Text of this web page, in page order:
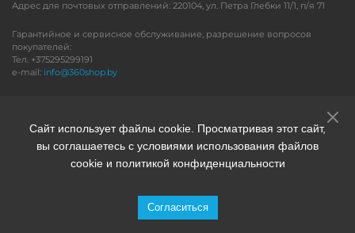
Адрес для почтовых отправлений: 220104, ул. Петра Глебки 11/1, п/я 71
Гарантийное и сервисное обслуживание, разрешение вопросов
покупателей:
Тел. +375295299191
e-mail: info@360shop.by
Сайт использует файлы cookie. Просматривая этот сайт,
вы соглашаетесь с условиями использования файлов
cookie и политикой конфиденциальности
Согласиться